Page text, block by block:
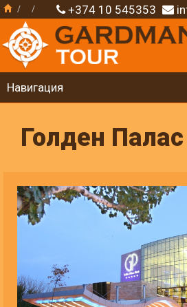
+374 10 545353
Навигация
Голден Палас